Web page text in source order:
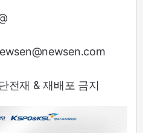
재 & 재배포 금지